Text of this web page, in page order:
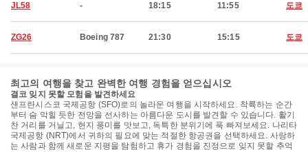
JL58 - 18:15 11:55 도쿄
ZG26 Boeing 787 21:30 15:15 도쿄
최고의 여행을 찾고 완벽한 여행 경험을 얻으십시오
결코 잊지 못할 모험을 발견하세요
샌프란시스코 국제공항 (SFO)로의 놀라운 여행을 시작하세요. 착륙하는 순간
부터 숨 막힐 듯한 전망을 선사하는 아름다운 도시를 발견할 수 있습니다. 활기
찬 거리를 거닐고, 현지 풍미를 맛보고, 독특한 분위기에 푹 빠져보세요. 나리타
국제공항 (NRT)에서 귀하의 필요에 맞는 적절한 항공권을 선택하세요. 사랑하
는 사람과 함께 새로운 지평을 탐험하고 휴가 경험을 진정으로 잊지 못할 추억